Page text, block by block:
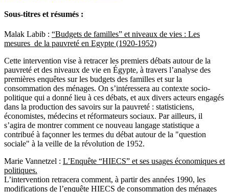
Sous-titres et résumés :
Malak Labib : “Budgets de familles” et niveaux de vies : Les
mesures de la pauvreté en Egypte (1920-1952)
Cette intervention vise à retracer les premiers débats autour de la
pauvreté et des niveaux de vie en Égypte, à travers l’analyse des
premières enquêtes sur les budgets des familles et sur la
consommation des ménages. On s’intéressera au contexte socio-
politique qui a donné lieu à ces débats, et aux divers acteurs engagés
dans la production des savoirs sur la pauvreté : statisticiens,
économistes, médecins et réformateurs sociaux. Par ailleurs, il
s’agira de montrer comment ce nouveau langage statistique a
contribué à façonner les termes du débat autour de la "question
sociale" à la veille de la révolution de 1952.
Marie Vannetzel : L’Enquête “HIECS” et ses usages économiques et
politiques.
L’intervention retracera comment, à partir des années 1990, les
modifications de l’enquête HIECS de consommation des ménages